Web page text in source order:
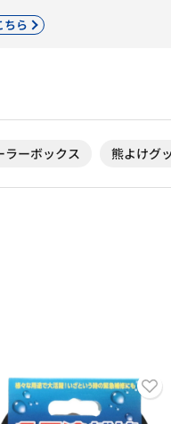
ちら
ラーボックス 熊よけグ